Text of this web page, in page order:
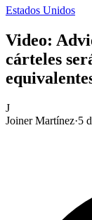
Estados Unidos
Video:
cárteles
J
Joiner Martínez·5